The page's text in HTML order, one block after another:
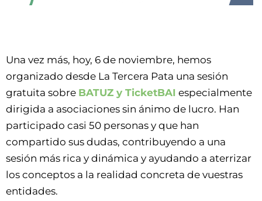
Una vez más, hoy, 6 de noviembre, hemos
organizado desde La Tercera Pata una sesión
gratuita sobre BATUZ y TicketBAI especialmente
dirigida a asociaciones sin ánimo de lucro. Han
participado casi 50 personas y que han
compartido sus dudas, contribuyendo a una
sesión más rica y dinámica y ayudando a aterrizar
los conceptos a la realidad concreta de vuestras
entidades.